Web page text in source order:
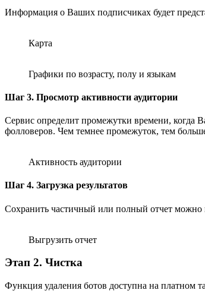
Информация о Ваших подписчиках будет
Карта
Графики по возрасту, полу и языкам
Шаг 3. Просмотр активности аудитории
Сервис определит промежутки времени, когда
фолловеров. Чем темнее промежуток, тем
Активность аудитории
Шаг 4. Загрузка результатов
Сохранить частичный или полный отчет можно
Выгрузить отчет
Этап 2. Чистка
Функция удаления ботов доступна на платном